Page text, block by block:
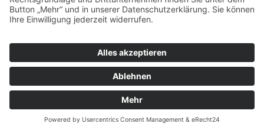
geeignet
für
Gipskartonplatten oder
ähnliches in
unterschiedlichen
Dicken
Fugenlos, geschlossen oder
mit Lochbild des
Plattenherstellers